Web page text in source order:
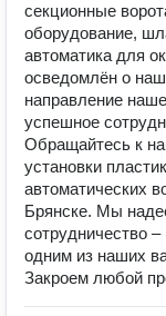
секционные
оборудование,
автоматика для
осведомлён о
направление
успешное
Обращайтесь к
установки
автоматических
Брянске. Мы
сотрудничество
одним из наших
Закроем любой